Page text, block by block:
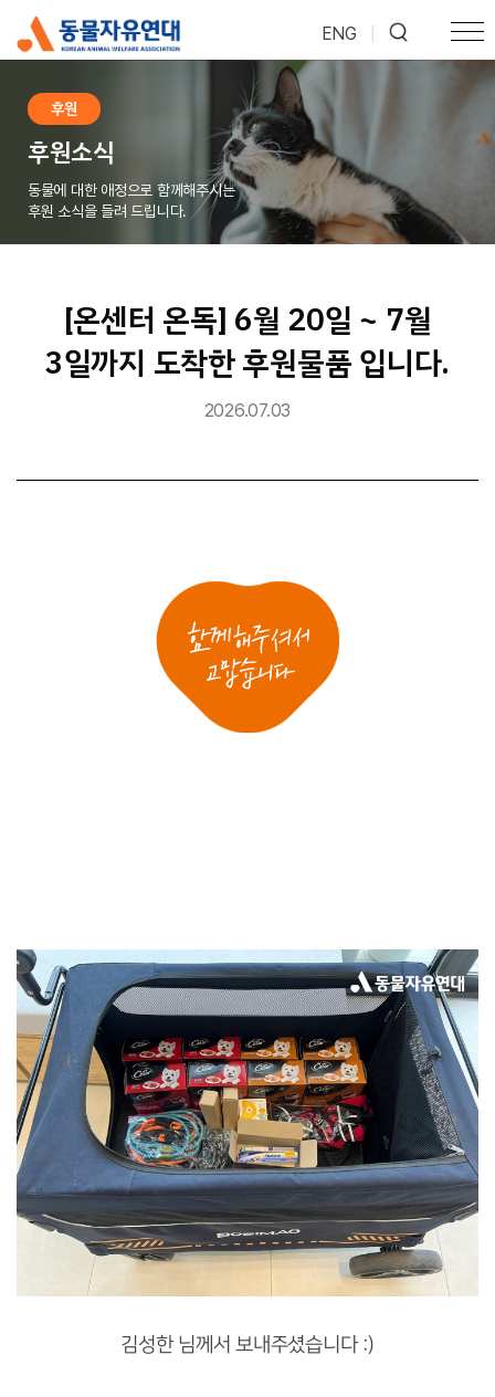
ENG
후원
후원소식
동물에 대한 애정으로 함께해주시는
후원 소식을 들려 드립니다.
[온센터 온독] 6월 20일 ~ 7월
3일까지 도착한 후원물품 입니다.
2026.07.03
김성한 님께서 보내주셨습니다 :)